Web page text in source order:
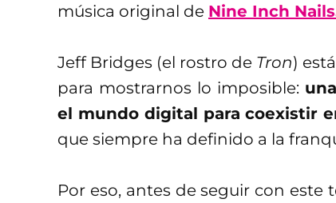
música original de Nine Inch
Jeff Bridges (el rostro de Tron)
para mostrarnos lo imposible:
el mundo digital para coexistir
que siempre ha definido a la
Por eso, antes de seguir con